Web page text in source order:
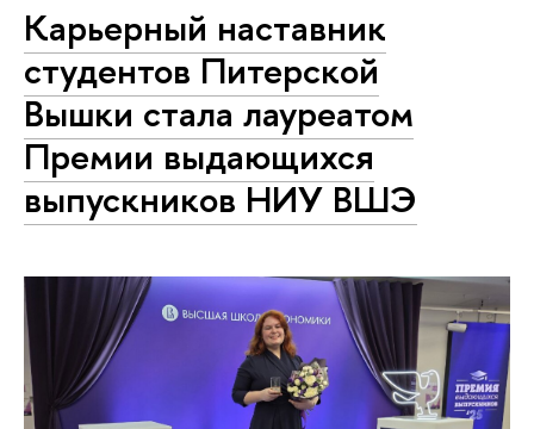
Карьерный наставник
студентов Питерской
Вышки стала лауреатом
Премии выдающихся
выпускников НИУ ВШЭ